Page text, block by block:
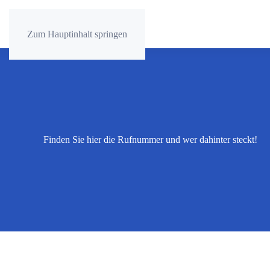
Zum Hauptinhalt springen
Finden Sie hier die Rufnummer und wer dahinter steckt!